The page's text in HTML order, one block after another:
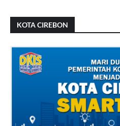
KOTA CIREBON